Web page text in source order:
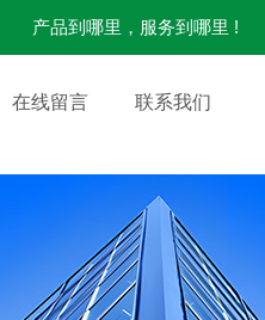
产品到哪里，服务到哪里 !
在线留言 联系我们